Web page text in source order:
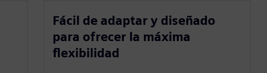
Fácil de adaptar y diseñado
para ofrecer la máxima
flexibilidad